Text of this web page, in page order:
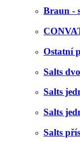
Braun -
Ostatní
Salts
Salts
Salts
Salts